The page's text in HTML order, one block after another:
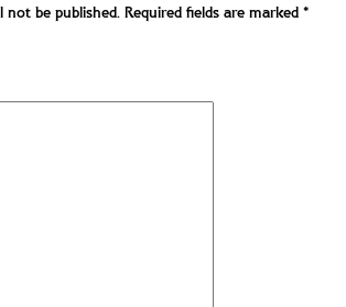
not be published.Required fields are marked*